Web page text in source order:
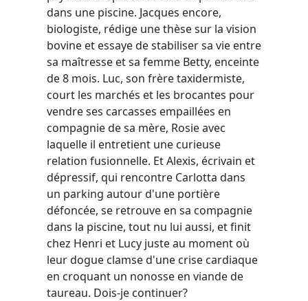
dans une piscine. Jacques encore,
biologiste, rédige une thèse sur la vision
bovine et essaye de stabiliser sa vie entre
sa maîtresse et sa femme Betty, enceinte
de 8 mois. Luc, son frère taxidermiste,
court les marchés et les brocantes pour
vendre ses carcasses empaillées en
compagnie de sa mère, Rosie avec
laquelle il entretient une curieuse
relation fusionnelle. Et Alexis, écrivain et
dépressif, qui rencontre Carlotta dans
un parking autour d'une portière
défoncée, se retrouve en sa compagnie
dans la piscine, tout nu lui aussi, et finit
chez Henri et Lucy juste au moment où
leur dogue clamse d'une crise cardiaque
en croquant un nonosse en viande de
taureau. Dois-je continuer?